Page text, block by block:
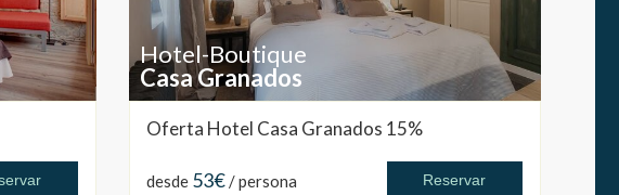
Hotel-Boutique
Casa Granados
Oferta Hotel Casa Granados 15%
desde 53€/ persona Reservar